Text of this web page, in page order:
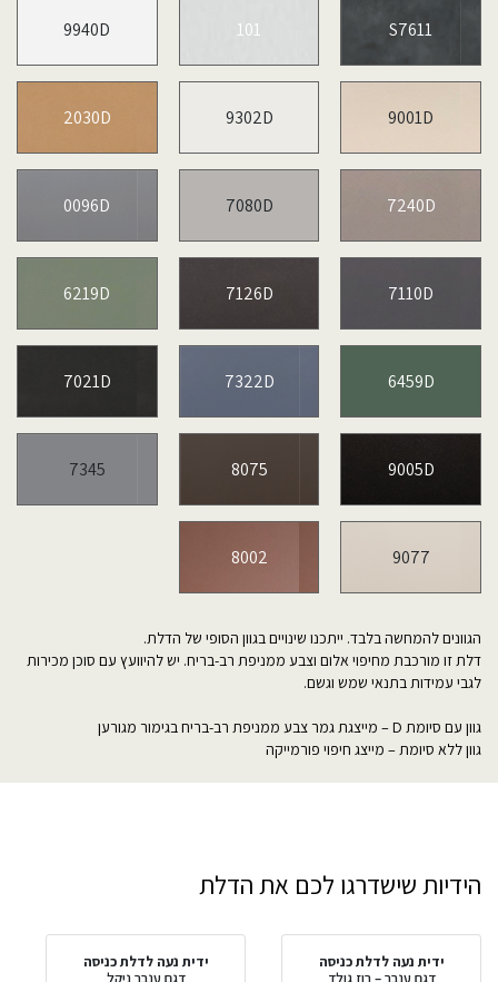
S7611
101
9940D
9001D
9302D
2030D
7240D
7080D
0096D
7110D
7126D
6219D
6459D
7322D
7021D
9005D
8075
7345
9077
8002
הגוונים להמחשה בלבד. ייתכנו שינויים בגוון הסופי של הדלת.
דלת זו מורכבת מחיפוי אלום וצבע ממניפת רב-בריח. יש להיוועץ עם סוכן מכירות
לגבי עמידות בתנאי שמש וגשם.
גוון עם סיומת D – מייצגת גמר צבע ממניפת רב-בריח בגימור מגורען
גוון ללא סיומת – מייצג חיפוי פורמייקה
הידיות שישדרגו לכם את הדלת
ידית נעה לדלת כניסה
ידית נעה לדלת כניסה